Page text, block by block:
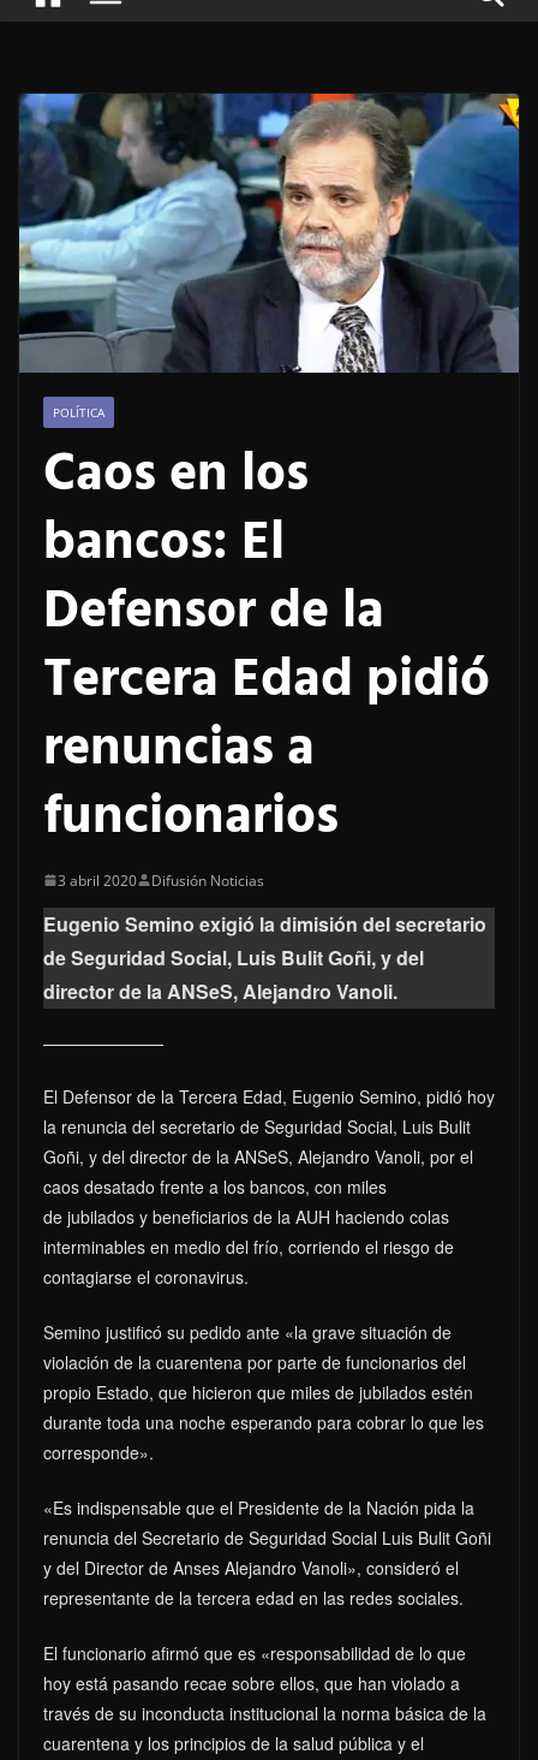
POLÍTICA
Caos en los
bancos: El
Defensor de la
Tercera Edad pidió
renuncias a
funcionarios
3 abril 2020 Difusión Noticias
Eugenio Semino exigió la dimisión del secretario
de Seguridad Social, Luis Bulit Goñi, y del
director de la ANSeS, Alejandro Vanoli.
El Defensor de la Tercera Edad, Eugenio Semino, pidió hoy
la renuncia del secretario de Seguridad Social, Luis Bulit
Goñi, y del director de la ANSeS, Alejandro Vanoli, por el
caos desatado frente a los bancos, con miles
de jubilados y beneficiarios de la AUH haciendo colas
interminables en medio del frío, corriendo el riesgo de
contagiarse el coronavirus.
Semino justificó su pedido ante «la grave situación de
violación de la cuarentena por parte de funcionarios del
propio Estado, que hicieron que miles de jubilados estén
durante toda una noche esperando para cobrar lo que les
corresponde».
«Es indispensable que el Presidente de la Nación pida la
renuncia del Secretario de Seguridad Social Luis Bulit Goñi
y del Director de Anses Alejandro Vanoli», consideró el
representante de la tercera edad en las redes sociales.
El funcionario afirmó que es «responsabilidad de lo que
hoy está pasando recae sobre ellos, que han violado a
través de su inconducta institucional la norma básica de la
cuarentena y los principios de la salud pública y el